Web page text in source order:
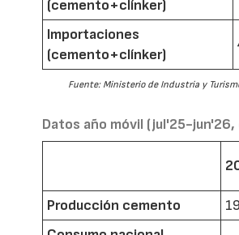
(cemento+clínker)
Importaciones
(cemento+clínker)
Fuente: Ministerio de Industria y
Datos año móvil (jul'25-jun'26,
Producción cemento